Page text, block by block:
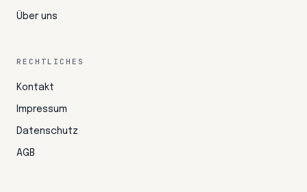
Über uns
RECHTLICHES
Kontakt
Impressum
Datenschutz
AGB